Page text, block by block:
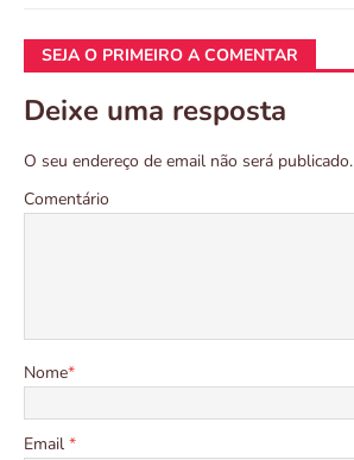
SEJA O PRIMEIRO A COMENTAR
Deixe uma resposta
O seu endereço de email não será publicado.
Comentário
Nome*
Email *